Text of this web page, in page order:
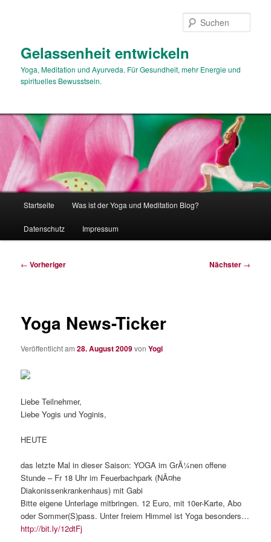
Gelassenheit entwickeln
Yoga, Meditation und Ayurveda. Für Gesundheit, mehr Energie und
spirituelles Bewusstsein.
Startseite Was ist der Yoga und Meditation Blog?
Datenschutz Impressum
Beitragsnavigation
← Vorheriger Nächster →
Yoga News-Ticker
Veröffentlicht am28. August 2009vonYogi
Liebe Teilnehmer,
Liebe Yogis und Yoginis,
HEUTE
das letzte Mal in dieser Saison: YOGA im GrÃ¼nen offene
Stunde – Fr 18 Uhr im Feuerbachpark (NÃ¤he
Diakonissenkrankenhaus) mit Gabi
Bitte eigene Unterlage mitbringen. 12 Euro, mit 10er-Karte, Abo
oder Sommer(S)pass. Unter freiem Himmel ist Yoga besonders…
http://bit.ly/12dtFj